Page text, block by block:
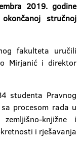
2019. godine
stručnoj
fakulteta uručili
Mirjanić i direktor
studenta Pravnog
procesom rada u
knjižne i
i rješavanja